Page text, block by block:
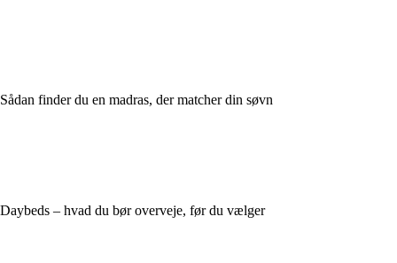
Sådan finder du en madras, der matcher din søvn
Daybeds – hvad du bør overveje, før du vælger